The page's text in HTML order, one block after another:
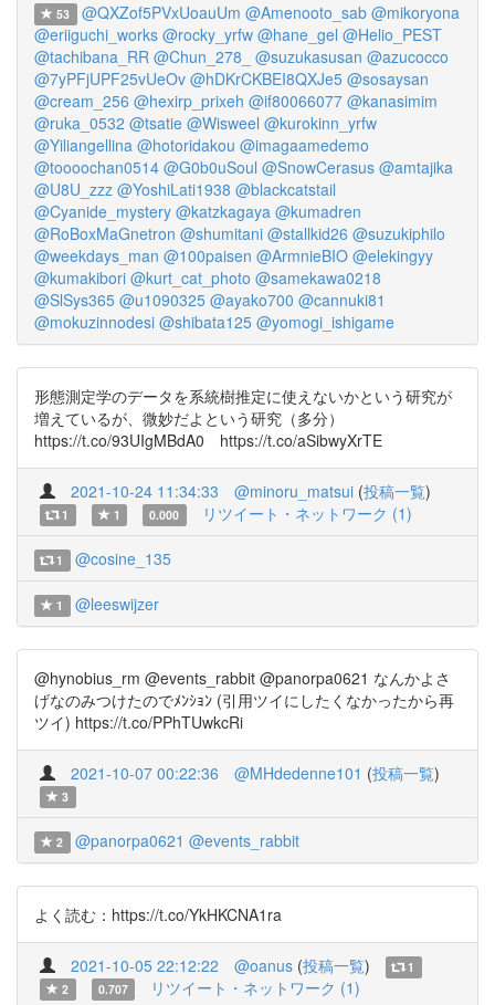
53 @QXZof5PVxUoauUm @Amenooto_sab @mikoryona
@eriiguchi_works @rocky_yrfw @hane_gel @Helio_PEST
@tachibana_RR @Chun_278_ @suzukasusan @azucocco
@7yPFjUPF25vUeOv @hDKrCKBEI8QXJe5 @sosaysan
@cream_256 @hexirp_prixeh @if80066077 @kanasimim
@ruka_0532 @tsatie @Wisweel @kurokinn_yrfw
@Yiliangellina @hotoridakou @imagaamedemo
@toooochan0514 @G0b0uSoul @SnowCerasus @amtajika
@U8U_zzz @YoshiLati1938 @blackcatstail
@Cyanide_mystery @katzkagaya @kumadren
@RoBoxMaGnetron @shumitani @stallkid26 @suzukiphilo
@weekdays_man @100paisen @ArmnieBIO @elekingyy
@kumakibori @kurt_cat_photo @samekawa0218
@SlSys365 @u1090325 @ayako700 @cannuki81
@mokuzinnodesi @shibata125 @yomogi_ishigame
形態測定学のデータを系統樹推定に使えないかという研究が
増えているが、微妙だよという研究（多分）
https://t.co/93UIgMBdA0 https://t.co/aSibwyXrTE
2021-10-24 11:34:33 @minoru_matsui (投稿一覧)
1 1 0.000 リツイート・ネットワーク (1)
1 @cosine_135
1 @leeswijzer
@hynobius_rm @events_rabbit @panorpa0621 なんかよさ
げなのみつけたのでﾒﾝｼｮﾝ (引用ツイにしたくなかったから再
ツイ) https://t.co/PPhTUwkcRi
2021-10-07 00:22:36 @MHdedenne101 (投稿一覧)
3
2 @panorpa0621 @events_rabbit
よく読む：https://t.co/YkHKCNA1ra
2021-10-05 22:12:22 @oanus (投稿一覧)
1
2
0.707 リツイート・ネットワーク (1)